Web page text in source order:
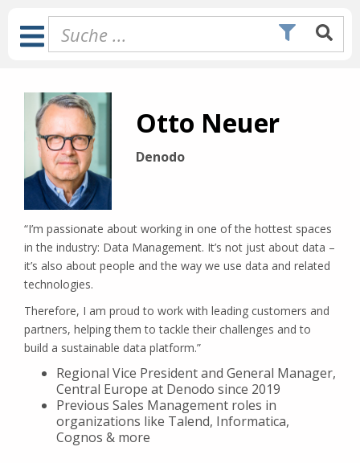
Inhalt
springen
Toggle
Navigation
Otto Neuer
Denodo
“I’m passionate about working in one of the hottest spaces
in the industry: Data Management. It’s not just about data –
it’s also about people and the way we use data and related
technologies.
Therefore, I am proud to work with leading customers and
partners, helping them to tackle their challenges and to
build a sustainable data platform.”
Regional Vice President and General Manager,
Central Europe at Denodo since 2019
Previous Sales Management roles in
organizations like Talend, Informatica,
Cognos & more